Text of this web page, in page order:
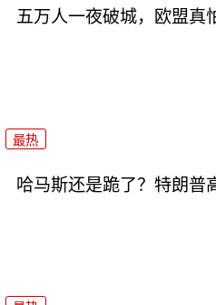
五万人一夜破城，欧盟真
最热
哈马斯还是跪了？特朗普